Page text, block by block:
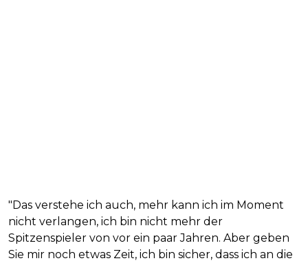
"Das verstehe ich auch, mehr kann ich im Moment
nicht verlangen, ich bin nicht mehr der
Spitzenspieler von vor ein paar Jahren. Aber geben
Sie mir noch etwas Zeit, ich bin sicher, dass ich an die